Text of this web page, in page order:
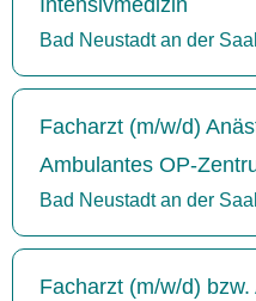
Bad Neustadt an der
Facharzt (m/w/d)
Ambulantes OP-
Bad Neustadt an der
Facharzt (m/w/d)